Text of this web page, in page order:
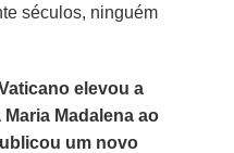
séculos, ninguém
elevou a
Madalena ao
um novo